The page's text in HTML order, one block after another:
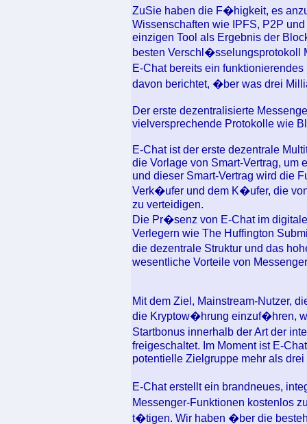
ZuSie haben die F�higkeit, es
Wissenschaften wie IPFS, P2P
einzigen Tool als Ergebnis der
besten Verschl�sselungsprotokoll
E-Chat bereits ein
davon berichtet, �ber was drei
Der erste dezentralisierte
vielversprechende Protokolle wie
E-Chat ist der erste dezentrale
die Vorlage von Smart-Vertrag, um
und dieser Smart-Vertrag wird die
Verk�ufer und dem K�ufer, die
zu verteidigen.
Die Pr�senz von E-Chat im
Verlegern wie The Huffington
die dezentrale Struktur und das
wesentliche Vorteile von
Mit dem Ziel, Mainstream-Nutzer,
die Kryptow�hrung einzuf�hren,
Startbonus innerhalb der Art der
freigeschaltet. Im Moment ist E-
potentielle Zielgruppe mehr als
E-Chat erstellt ein brandneues,
Messenger-Funktionen kostenlos
t�tigen. Wir haben �ber die